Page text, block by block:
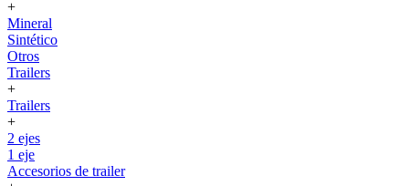
+
Mineral
Sintético
Otros
Trailers
+
Trailers
+
2 ejes
1 eje
Accesorios de trailer